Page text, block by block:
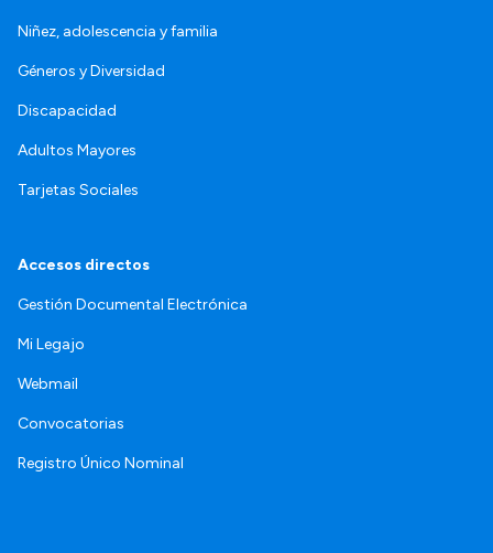
Niñez, adolescencia y familia
Géneros y Diversidad
Discapacidad
Adultos Mayores
Tarjetas Sociales
Accesos directos
Gestión Documental Electrónica
Mi Legajo
Webmail
Convocatorias
Registro Único Nominal